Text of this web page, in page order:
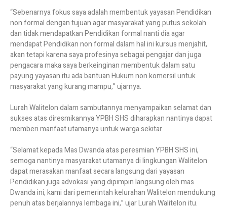
“Sebenarnya fokus saya adalah membentuk yayasan Pendidikan
non formal dengan tujuan agar masyarakat yang putus sekolah
dan tidak mendapatkan Pendidikan formal nanti dia agar
mendapat Pendidikan non formal dalam hal ini kursus menjahit,
akan tetapi karena saya profesinya sebagai pengajar dan juga
pengacara maka saya berkeinginan membentuk dalam satu
payung yayasan itu ada bantuan Hukum non komersil untuk
masyarakat yang kurang mampu,” ujarnya.
Lurah Walitelon dalam sambutannya menyampaikan selamat dan
sukses atas diresmikannya YPBH SHS diharapkan nantinya dapat
memberi manfaat utamanya untuk warga sekitar
“Selamat kepada Mas Dwanda atas peresmian YPBH SHS ini,
semoga nantinya masyarakat utamanya di lingkungan Walitelon
dapat merasakan manfaat secara langsung dari yayasan
Pendidikan juga advokasi yang dipimpin langsung oleh mas
Dwanda ini, kami dari pemerintah kelurahan Walitelon mendukung
penuh atas berjalannya lembaga ini,” ujar Lurah Walitelon itu.